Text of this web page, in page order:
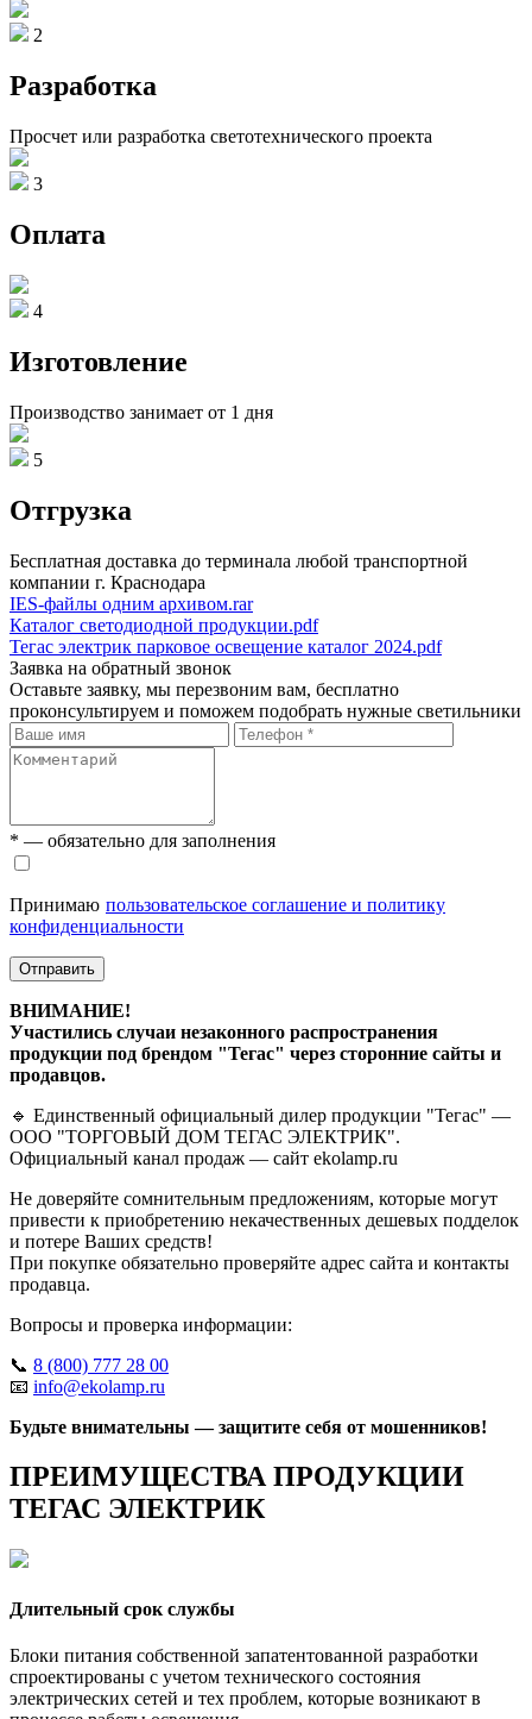
2
Разработка
Просчет или разработка светотехнического проекта
3
Оплата
4
Изготовление
Производство занимает от 1 дня
5
Отгрузка
Бесплатная доставка до терминала любой транспортной
компании г. Краснодара
IES-файлы одним архивом.rar
Каталог светодиодной продукции.pdf
Тегас электрик парковое освещение каталог 2024.pdf
Заявка на обратный звонок
Оставьте заявку, мы перезвоним вам, бесплатно
проконсультируем и поможем подобрать нужные светильники
* — обязательно для заполнения
Принимаю пользовательское соглашение и политику
конфиденциальности
Отправить
ВНИМАНИЕ!
Участились случаи незаконного распространения
продукции под брендом "Тегас" через сторонние сайты и
продавцов.
🔹 Единственный официальный дилер продукции "Тегас" —
ООО "ТОРГОВЫЙ ДОМ ТЕГАС ЭЛЕКТРИК".
Официальный канал продаж — сайт ekolamp.ru
Не доверяйте сомнительным предложениям, которые могут
привести к приобретению некачественных дешевых подделок
и потере Ваших средств!
При покупке обязательно проверяйте адрес сайта и контакты
продавца.
Вопросы и проверка информации:
📞 8 (800) 777 28 00
📧 info@ekolamp.ru
Будьте внимательны — защитите себя от мошенников!
ПРЕИМУЩЕСТВА ПРОДУКЦИИ
ТЕГАС ЭЛЕКТРИК
Длительный срок службы
Блоки питания собственной запатентованной разработки
спроектированы с учетом технического состояния
электрических сетей и тех проблем, которые возникают в